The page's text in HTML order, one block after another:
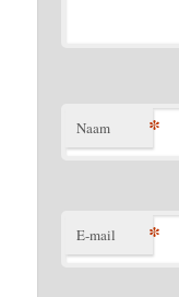
Naam *
E-mail *